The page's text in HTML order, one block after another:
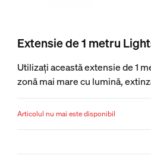
Extensie de 1 metru
Utilizați această extensie de 1
zonă mai mare cu lumină,
până la 10 m. Doar pentru
Articolul nu mai este disponibil